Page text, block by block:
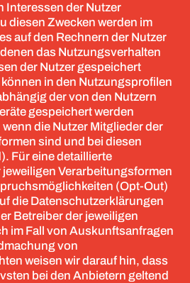
Interessen der Nutzer
diesen Zwecken werden im
auf den Rechnern der Nutzer
das Nutzungsverhalten
der Nutzer gespeichert
in den Nutzungsprofilen
der von den Nutzern
gespeichert werden
die Nutzer Mitglieder der
sind und bei diesen
Für eine detaillierte
Verarbeitungsformen
(Opt-Out)
die Datenschutzerklärungen
Betreiber der jeweiligen
im Fall von Auskunftsanfragen
von
weisen wir darauf hin, dass
bei den Anbietern geltend